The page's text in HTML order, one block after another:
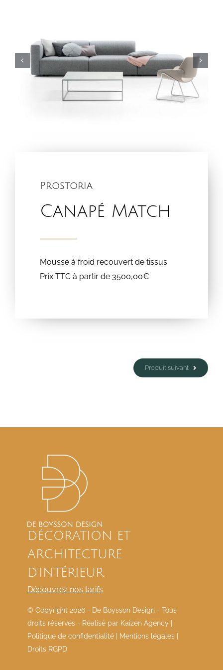
Prostoria
Canapé Match
Mousse à froid recouvert de tissus
Prix TTC à partir de 3500,00€
Produit suivant
DÉCORATION ET
ARCHITECTURE
D’INTÉRIEUR
Découvrez nos tarifs
© Copyright 2026 - De Boysson Design - Tous
droits réservés - Réalisé par Kaizen Agency
Politique de confidentialité
Mentions légales
Droits RGPD